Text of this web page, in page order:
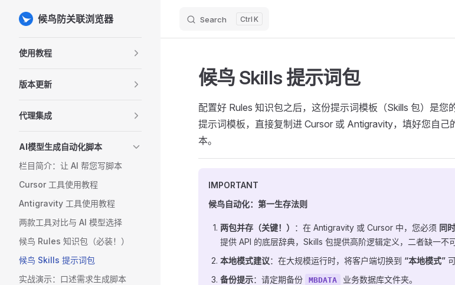
Skip to content
候鸟防关联浏览器 Search K
使用教程
版本更新
代理集成
AI模型生成自动化脚本
栏目简介：让 AI 帮您写脚本
Cursor 工具使用教程
Antigravity 工具使用教程
两款工具对比与 AI 模型选择
候鸟 Rules 知识包（必装！）
候鸟 Skills 提示词包
实战演示：口述需求生成脚本
候鸟 Skills 提示词包
配置好 Rules 知识包之后，这份提示词模板（Skills 包）是
提示词模板，直接复制进 Cursor 或 Antigravity，填好您自己
本。
IMPORTANT
候鸟自动化：第一生存法则
两包并存（关键！） ：在 Antigravity 或 Cursor 中，您必须 同
提供 API 的底层辞典，Skills 包提供高阶逻辑定义，二者缺一不可
本地模式建议：在大规模运行时，将客户端切换到 “本地模式”
备份提示：请定期备份 MBDATA 业务数据库文件夹。